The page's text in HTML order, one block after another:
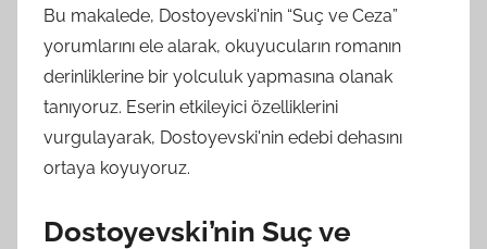
Bu makalede, Dostoyevski'nin “Suç ve Ceza”
yorumlarını ele alarak, okuyucuların romanın
derinliklerine bir yolculuk yapmasına olanak
tanıyoruz. Eserin etkileyici özelliklerini
vurgulayarak, Dostoyevski'nin edebi dehasını
ortaya koyuyoruz.
Dostoyevski’nin Suç ve